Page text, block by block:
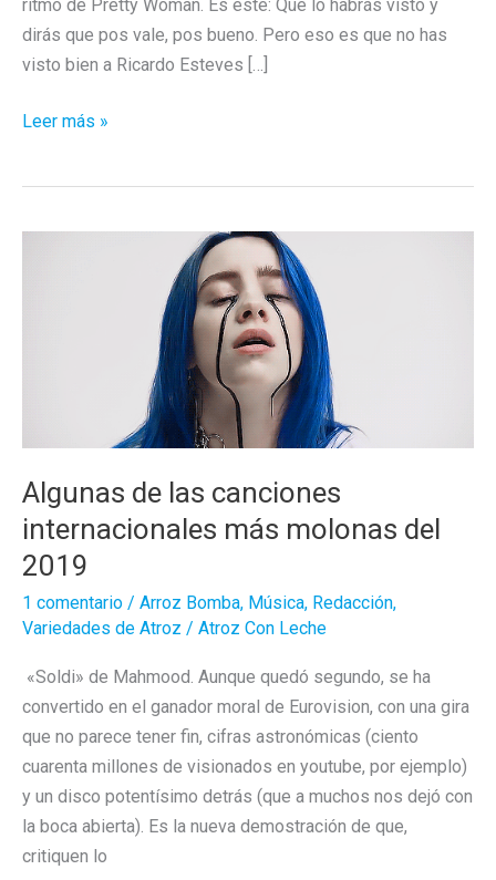
ritmo de Pretty Woman. Es este: Que lo habrás visto y
dirás que pos vale, pos bueno. Pero eso es que no has
visto bien a Ricardo Esteves […]
Padre,
mío)
Leer más »
Algunas de las canciones
internacionales más molonas del
2019
1 comentario / Arroz Bomba, Música, Redacción,
Variedades de Atroz / Atroz Con Leche
«Soldi» de Mahmood. Aunque quedó segundo, se ha
convertido en el ganador moral de Eurovision, con una gira
que no parece tener fin, cifras astronómicas (ciento
cuarenta millones de visionados en youtube, por ejemplo)
y un disco potentísimo detrás (que a muchos nos dejó con
la boca abierta). Es la nueva demostración de que,
critiquen lo